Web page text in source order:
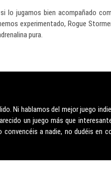
lo jugamos bien acompañado
experimentado, Rogue
pura.
Ni hablamos del mejor juego
un juego más que
a nadie, no dudéis en